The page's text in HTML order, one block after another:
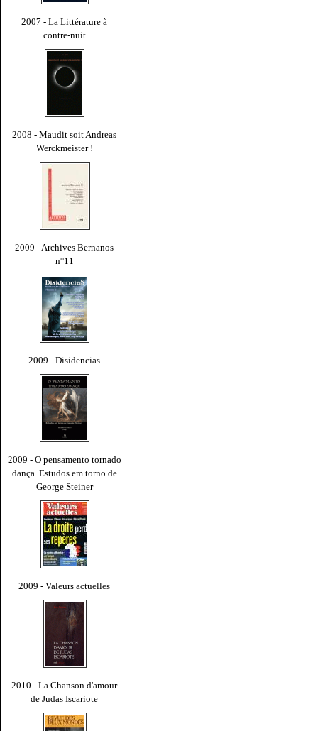
2007 - La Littérature à
contre-nuit
2008 - Maudit soit Andreas
Werckmeister !
2009 - Archives Bernanos
n°11
2009 - Disidencias
2009 - O pensamento tornado
dança. Estudos em torno de
George Steiner
2009 - Valeurs actuelles
2010 - La Chanson d'amour
de Judas Iscariote